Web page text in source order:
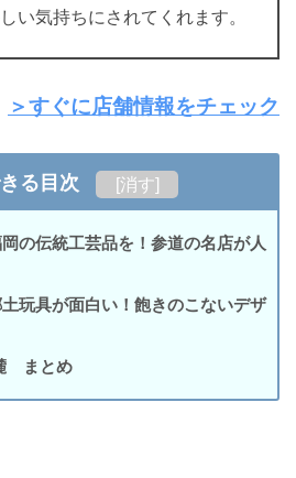
い気持ちにされてくれます。
＞すぐに店舗情報をチェック
る目次 [消す]
の伝統工芸品を！参道の名店が人
玩具が面白い！飽きのこないデザ
まとめ